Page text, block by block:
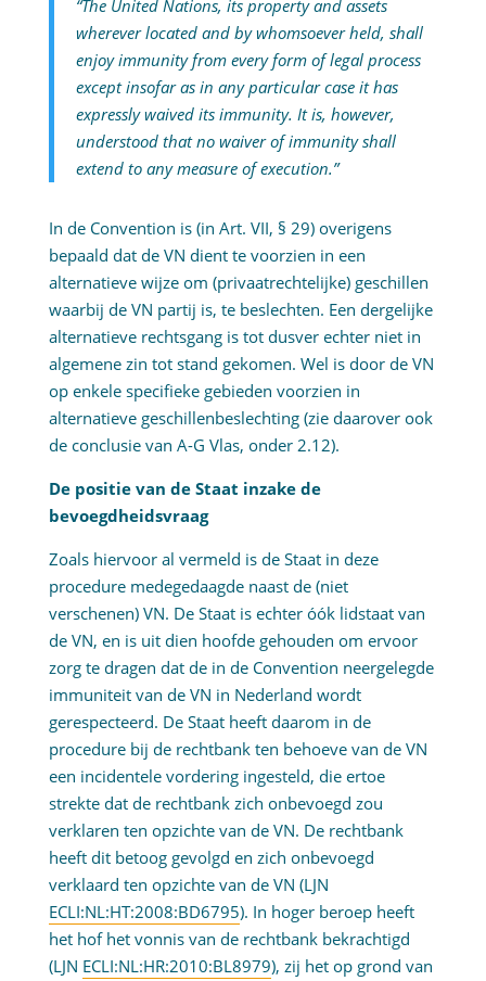
“The United Nations, its property and assets
wherever located and by whomsoever held, shall
enjoy immunity from every form of legal process
except insofar as in any particular case it has
expressly waived its immunity. It is, however,
understood that no waiver of immunity shall
extend to any measure of execution.”
In de Convention is (in Art. VII, § 29) overigens
bepaald dat de VN dient te voorzien in een
alternatieve wijze om (privaatrechtelijke) geschillen
waarbij de VN partij is, te beslechten. Een dergelijke
alternatieve rechtsgang is tot dusver echter niet in
algemene zin tot stand gekomen. Wel is door de VN
op enkele specifieke gebieden voorzien in
alternatieve geschillenbeslechting (zie daarover ook
de conclusie van A-G Vlas, onder 2.12).
De positie van de Staat inzake de
bevoegdheidsvraag
Zoals hiervoor al vermeld is de Staat in deze
procedure medegedaagde naast de (niet
verschenen) VN. De Staat is echter óók lidstaat van
de VN, en is uit dien hoofde gehouden om ervoor
zorg te dragen dat de in de Convention neergelegde
immuniteit van de VN in Nederland wordt
gerespecteerd. De Staat heeft daarom in de
procedure bij de rechtbank ten behoeve van de VN
een incidentele vordering ingesteld, die ertoe
strekte dat de rechtbank zich onbevoegd zou
verklaren ten opzichte van de VN. De rechtbank
heeft dit betoog gevolgd en zich onbevoegd
verklaard ten opzichte van de VN (LJN
ECLI:NL:HT:2008:BD6795). In hoger beroep heeft
het hof het vonnis van de rechtbank bekrachtigd
(LJN ECLI:NL:HR:2010:BL8979), zij het op grond van